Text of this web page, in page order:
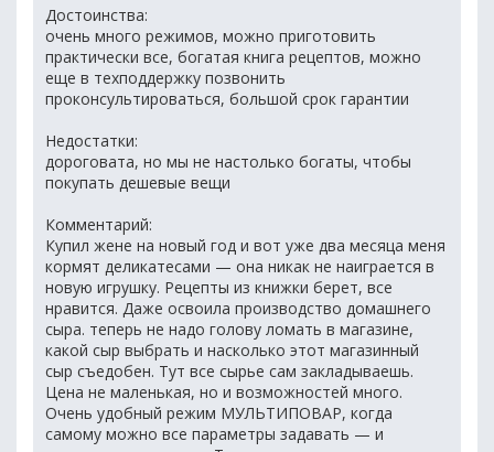
Достоинства:
очень много режимов, можно приготовить
практически все, богатая книга рецептов, можно
еще в техподдержку позвонить
проконсультироваться, большой срок гарантии
Недостатки:
дороговата, но мы не настолько богаты, чтобы
покупать дешевые вещи
Комментарий:
Купил жене на новый год и вот уже два месяца меня
кормят деликатесами — она никак не наиграется в
новую игрушку. Рецепты из книжки берет, все
нравится. Даже освоила производство домашнего
сыра. теперь не надо голову ломать в магазине,
какой сыр выбрать и насколько этот магазинный
сыр съедобен. Тут все сырье сам закладываешь.
Цена не маленькая, но и возможностей много.
Очень удобный режим МУЛЬТИПОВАР, когда
самому можно все параметры задавать — и